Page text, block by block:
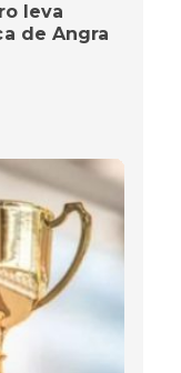
leva
de Angra